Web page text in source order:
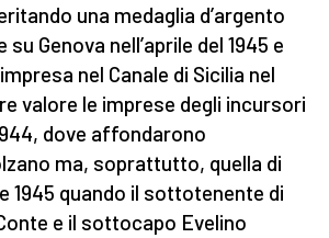
una medaglia d’argento
su Genova nell’aprile del 1945 e
nel Canale di Sicilia nel
valore le imprese degli incursori
dove affondarono
ma, soprattutto, quella di
1945 quando il sottotenente di
e il sottocapo Evelino